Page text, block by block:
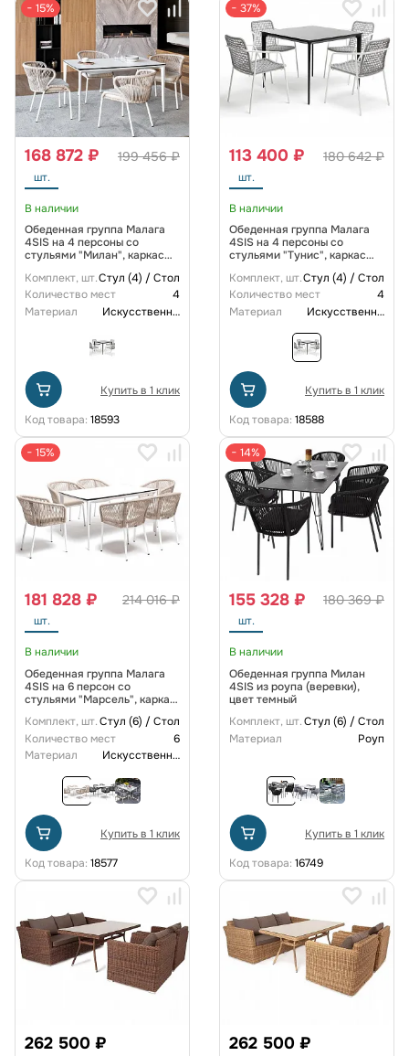
− 15%
199 456 ₽
168 872 ₽
шт.
В наличии
Обеденная группа Малага
4SIS на 4 персоны со
стульями "Милан", каркас
Комплект, шт.Стул (4) / Стол
Количество мест
4
Материал
Искусственный ротанг
Купить в 1 клик
Код товара: 18593
− 37%
180 642 ₽
113 400 ₽
шт.
В наличии
Обеденная группа Малага
4SIS на 4 персоны со
стульями "Тунис", каркас
Комплект, шт.Стул (4) / Стол
Количество мест
4
Материал
Искусственный ротанг
Купить в 1 клик
Код товара: 18588
− 15%
214 016 ₽
181 828 ₽
шт.
В наличии
Обеденная группа Малага
4SIS на 6 персон со
стульями "Марсель", каркас
Комплект, шт.Стул (6) / Стол
Количество мест
6
Материал
Искусственный ротанг
Купить в 1 клик
Код товара: 18577
− 14%
180 369 ₽
155 328 ₽
шт.
В наличии
Обеденная группа Милан
4SIS из роупа (веревки),
цвет темный
Комплект, шт.Стул (6) / Стол
Материал
Роуп
Купить в 1 клик
Код товара: 16749
262 500 ₽ 262 500 ₽